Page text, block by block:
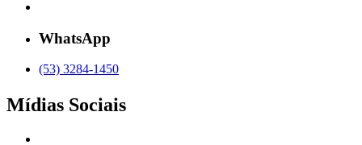
WhatsApp
(53) 3284-1450
Mídias Sociais